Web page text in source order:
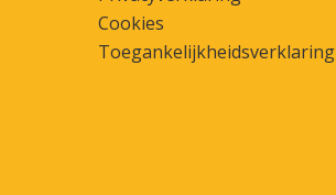
Cookies
Toegankelijkheidsverklaring